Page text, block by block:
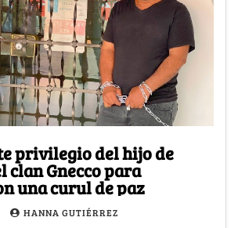
privilegio del hijo de
clan Gnecco para
una curul de paz
HANNA GUTIÉRREZ